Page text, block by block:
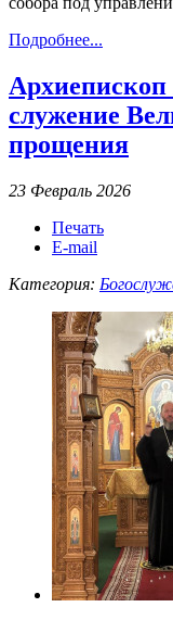
Подробнее...
служение
прощения
23 Февраль 2026
Печать
E-mail
Категория: